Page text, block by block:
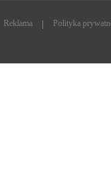
Reklama Polityka